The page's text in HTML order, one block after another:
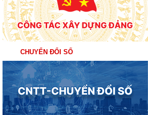
CHUYỂN ĐỔI SỐ